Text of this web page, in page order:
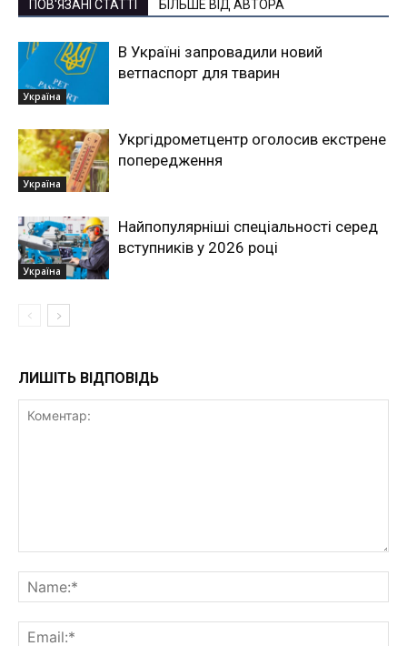
ПОВ'ЯЗАНІ СТАТТІ БІЛЬШЕ ВІД АВТОРА
Україна
В Україні запровадили новий
ветпаспорт для тварин
Україна
Укргідрометцентр оголосив екстрене
попередження
Україна
Найпопулярніші спеціальності серед
вступників у 2026 році
ЛИШІТЬ ВІДПОВІДЬ